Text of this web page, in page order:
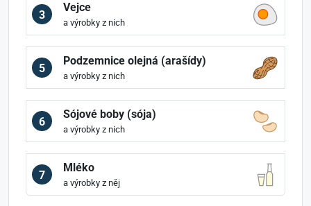
3
Vejce
a výrobky z nich
5
Podzemnice olejná (arašídy)
a výrobky z nich
6
Sójové boby (sója)
a výrobky z nich
7
Mléko
a výrobky z něj